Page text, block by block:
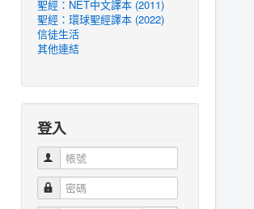
聖經：NET中文譯本 (2011)
聖經：環球聖經譯本 (2022)
信徒生活
其他連結
登入
帳號
密碼